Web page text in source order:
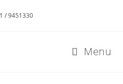
/ 9451330
Menu